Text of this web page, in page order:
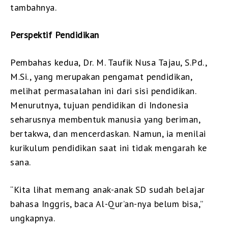
tambahnya.
Perspektif Pendidikan
Pembahas kedua, Dr. M. Taufik Nusa Tajau, S.Pd.,
M.Si., yang merupakan pengamat pendidikan,
melihat permasalahan ini dari sisi pendidikan.
Menurutnya, tujuan pendidikan di Indonesia
seharusnya membentuk manusia yang beriman,
bertakwa, dan mencerdaskan. Namun, ia menilai
kurikulum pendidikan saat ini tidak mengarah ke
sana.
“Kita lihat memang anak-anak SD sudah belajar
bahasa Inggris, baca Al-Qur’an-nya belum bisa,”
ungkapnya.